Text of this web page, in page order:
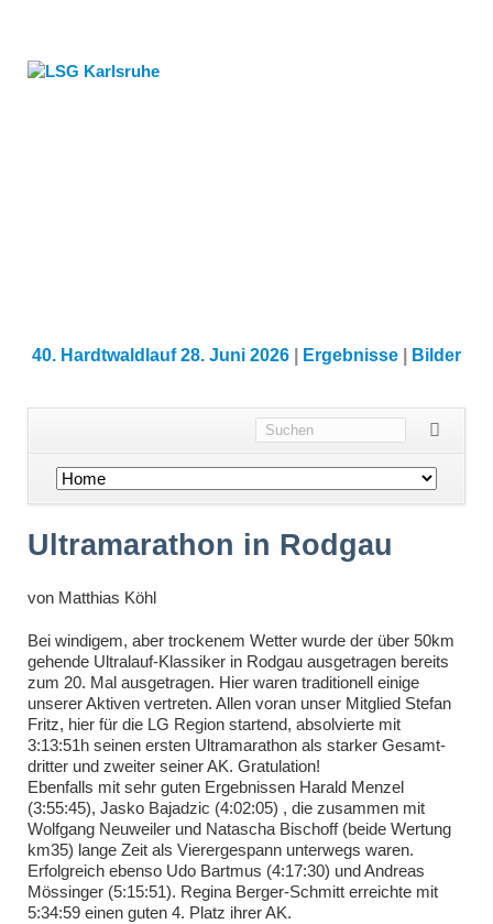
40. Hardtwaldlauf 28. Juni 2026 Ergebnisse Bilder
Navigation
Ultramarathon in Rodgau
von Matthias Köhl
Bei windigem, aber trockenem Wetter wurde der über 50km
gehende Ultralauf-Klassiker in Rodgau ausgetragen bereits
zum 20. Mal ausgetragen. Hier waren traditionell einige
unserer Aktiven vertreten. Allen voran unser Mitglied Stefan
Fritz, hier für die LG Region startend, absolvierte mit
3:13:51h seinen ersten Ultramarathon als starker Gesamt-
dritter und zweiter seiner AK. Gratulation!
Ebenfalls mit sehr guten Ergebnissen Harald Menzel
(3:55:45), Jasko Bajadzic (4:02:05) , die zusammen mit
Wolfgang Neuweiler und Natascha Bischoff (beide Wertung
km35) lange Zeit als Vierergespann unterwegs waren.
Erfolgreich ebenso Udo Bartmus (4:17:30) und Andreas
Mössinger (5:15:51). Regina Berger-Schmitt erreichte mit
5:34:59 einen guten 4. Platz ihrer AK.